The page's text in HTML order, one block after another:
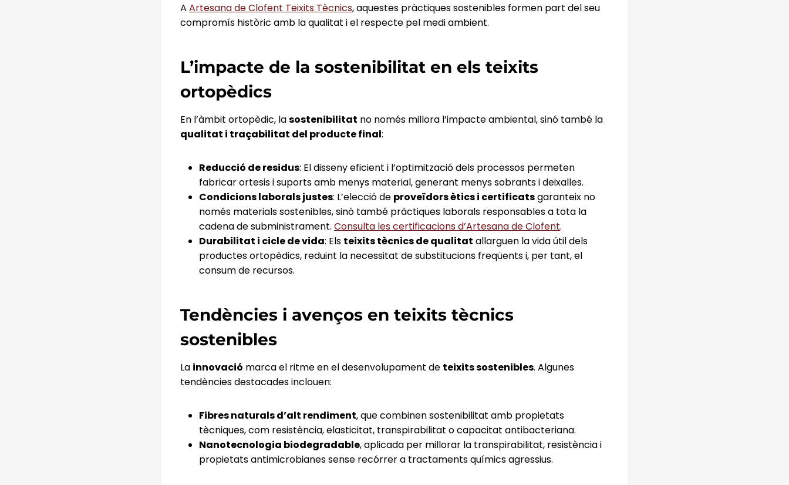
A Artesana de Clofent Teixits Tècnics, aquestes pràctiques sostenibles formen part del seu
compromís històric amb la qualitat i el respecte pel medi ambient.
L’impacte de la sostenibilitat en els teixits
ortopèdics
En l’àmbit ortopèdic, lasostenibilitat no només millora l’impacte ambiental, sinó també la
qualitat i traçabilitat del producte final:
Reducció de residus: El disseny eficient i l’optimització dels processos permeten
fabricar ortesis i suports amb menys material, generant menys sobrants i deixalles.
Condicions laborals justes: L’elecció de proveïdors ètics i certificatsgaranteix no
només materials sostenibles, sinó també pràctiques laborals responsables a tota la
cadena de subministrament. Consulta les certificacions d’Artesana de Clofent.
Durabilitat i cicle de vida: Els teixits tècnics de qualitat allarguen la vida útil dels
productes ortopèdics, reduint la necessitat de substitucions freqüents i, per tant, el
consum de recursos.
Tendències i avenços en teixits tècnics
sostenibles
La innovació marca el ritme en el desenvolupament de teixits sostenibles. Algunes
tendències destacades inclouen:
Fibres naturals d’alt rendiment, que combinen sostenibilitat amb propietats
tècniques, com resistència, elasticitat, transpirabilitat o capacitat antibacteriana.
Nanotecnologia biodegradable, aplicada per millorar la transpirabilitat, resistència i
propietats antimicrobianes sense recórrer a tractaments químics agressius.